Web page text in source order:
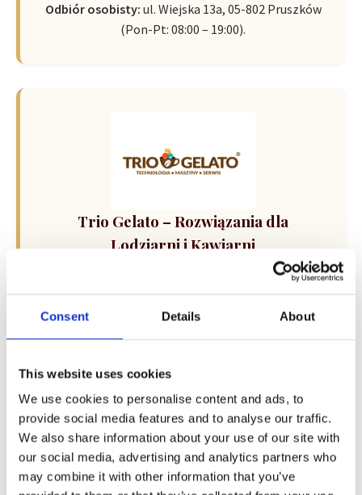
Consent Details About
This website uses cookies
We use cookies to personalise content and ads, to
provide social media features and to analyse our traffic.
We also share information about your use of our site with
our social media, advertising and analytics partners who
may combine it with other information that you’ve
Odbiór osobisty: ul. Wiejska 13a, 05-802 Pruszków
(Pon-Pt: 08:00 – 19:00).
Trio Gelato – Rozwiązania dla
Lodziarni i Kawiarni
Kompleksowe wsparcie dla Twojego biznesu: od
ekspresów do kawy, po profesjonalny serwis i
szkolenia technologiczne. Skorzystaj z